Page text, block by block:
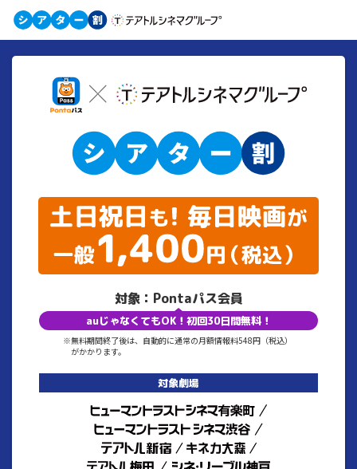
対象：Pontaパス会員
auじゃなくてもOK！初回30日間無料！
※無料期間終了後は、自動的に通常の月額情報料548円（税込）
がかかります。
対象劇場